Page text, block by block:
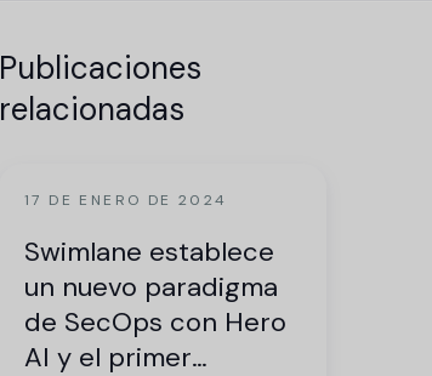
Publicaciones
relacionadas
17 DE ENERO DE 2024
Swimlane establece
un nuevo paradigma
de SecOps con Hero
AI y el primer